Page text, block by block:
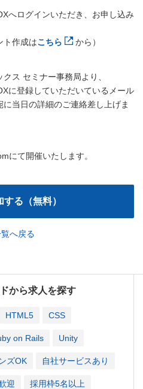
へログインいただき、お申し込み
ト作成はこちら から）
クス セミナー事務局より、
に登録していただいているメール
に当日の詳細のご連絡差し上げま
にて開催いたします。
へ戻る
から求人を探す
HTML5 CSS
on Rails Unity
ズOK 自社サービスあり
迎 採用枠5名以上